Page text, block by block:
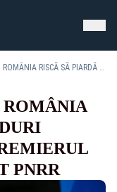
SIEGFRIED MUREȘAN: ROMÂNIA RISCĂ SĂ PIARDĂ FONDURI EUROPENE FIINDCĂ PREMIERUL CIOLACU A MODIFICAT PNRR
ROMÂNIA
PNRR